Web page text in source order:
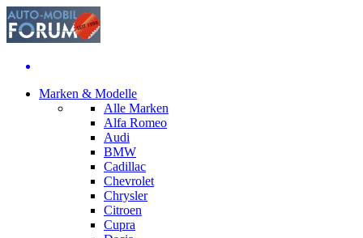
Marken & Modelle
Alle Marken
Alfa Romeo
Audi
BMW
Cadillac
Chevrolet
Chrysler
Citroen
Cupra